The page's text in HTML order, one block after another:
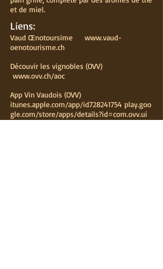
et de miel.
Liens:
Vaud Œnotoursime www.vaud-
oenotourisme.ch
Découvir les vignobles (OVV)
www.ovv.ch/aoc
App Vin Vaudois (OVV)
itunes.apple.com/app/id728241754 play.goo
gle.com/store/apps/details?id=com.ovv.ui